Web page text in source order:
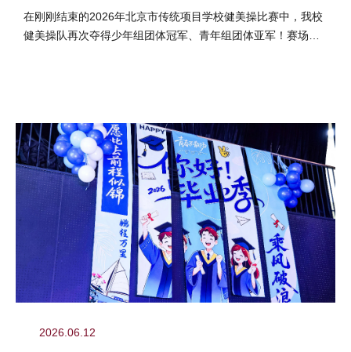
美操比赛初高中冠亚军
在刚刚结束的2026年北京市传统项目学校健美操比赛中，我校
健美操队再次夺得少年组团体冠军、青年组团体亚军！赛场
2026.06.12